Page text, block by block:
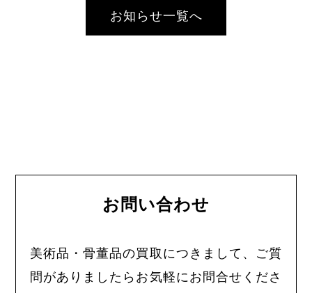
お知らせ一覧へ
お問い合わせ
美術品・骨董品の買取につきまして、ご質
問がありましたらお気軽にお問合せくださ